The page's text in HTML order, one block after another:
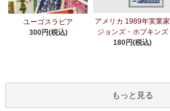
ユーゴスラビア
300円(税込)
アメリカ 1989年実業家
ジョンズ・ホプキンズ
180円(税込)
もっと見る